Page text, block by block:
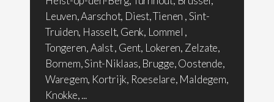
Leuven, Aarschot, Diest, Tienen , Sint-
Truiden, Hasselt, Genk, Lommel ,
Tongeren, Aalst , Gent, Lokeren, Zelzate,
Bornem, Sint-Niklaas, Brugge, Oostende,
Waregem, Kortrijk, Roeselare, Maldegem,
Knokke, ...